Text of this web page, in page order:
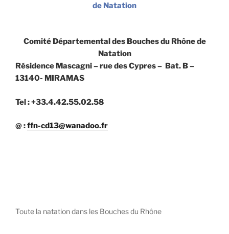
de Natation
Comité Départemental des Bouches du Rhône de
Natation
Résidence Mascagni – rue des Cypres – Bat. B –
13140- MIRAMAS
Tel : +33.4.42.55.02.58
@ :ffn-cd13@wanadoo.fr
Toute la natation dans les Bouches du Rhône